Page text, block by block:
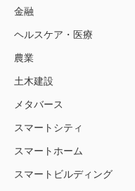
金融
ヘルスケア・医療
農業
土木建設
メタバース
スマートシティ
スマートホーム
スマートビルディング